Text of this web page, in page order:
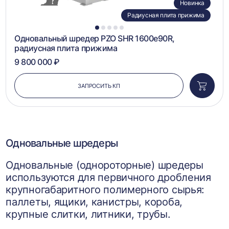
1 2 3 4 5
Новинка
Радиусная плита прижима
Одновальный шредер PZO SHR 1600e90R,
радиусная плита прижима
9 800 000 ₽
ЗАПРОСИТЬ КП
в
Одновальные шредеры
Одновальные (однороторные) шредеры
используются для первичного дробления
крупногабаритного полимерного сырья:
паллеты, ящики, канистры, короба,
крупные слитки, литники, трубы.